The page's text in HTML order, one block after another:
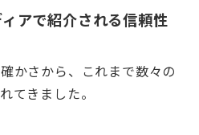
アで紹介される信頼性
かさから、これまで数々の
てきました。